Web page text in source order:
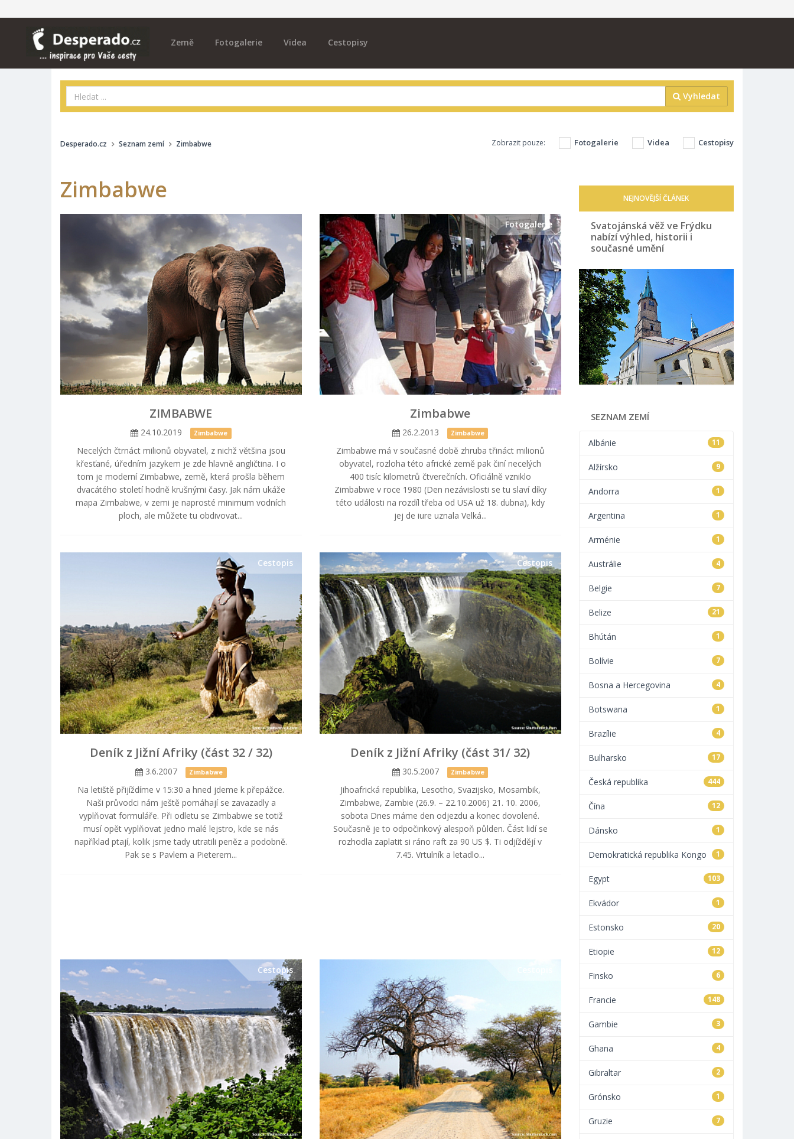
Země Fotogalerie Videa Cestopisy
Vyhledat
Zobrazit pouze: Fotogalerie Videa Cestopisy
Desperado.cz Seznam zemí Zimbabwe
Zimbabwe
ZIMBABWE
24.10.2019 Zimbabwe
Necelých čtrnáct milionů obyvatel, z nichž většina jsou
křesťané, úředním jazykem je zde hlavně angličtina. I o
tom je moderní Zimbabwe, země, která prošla během
dvacátého století hodně krušnými časy. Jak nám ukáže
mapa Zimbabwe, v zemi je naprosté minimum vodních
ploch, ale můžete tu obdivovat...
Fotogalerie
Zimbabwe
26.2.2013 Zimbabwe
Zimbabwe má v současné době zhruba třináct milionů
obyvatel, rozloha této africké země pak činí necelých
400 tisíc kilometrů čtverečních. Oficiálně vzniklo
Zimbabwe v roce 1980 (Den nezávislosti se tu slaví díky
této události na rozdíl třeba od USA už 18. dubna), kdy
jej de iure uznala Velká...
Cestopis
Deník z Jižní Afriky (část 32 / 32)
3.6.2007 Zimbabwe
Na letiště přijíždíme v 15:30 a hned jdeme k přepážce.
Naši průvodci nám ještě pomáhají se zavazadly a
vyplňovat formuláře. Při odletu se Zimbabwe se totiž
musí opět vyplňovat jedno malé lejstro, kde se nás
například ptají, kolik jsme tady utratili peněz a podobně.
Pak se s Pavlem a Pieterem...
Cestopis
Deník z Jižní Afriky (část 31/ 32)
30.5.2007 Zimbabwe
Jihoafrická republika, Lesotho, Svazijsko, Mosambik,
Zimbabwe, Zambie (26.9. – 22.10.2006) 21. 10. 2006,
sobota Dnes máme den odjezdu a konec dovolené.
Současně je to odpočinkový alespoň půlden. Část lidí se
rozhodla zaplatit si ráno raft za 90 US $. Ti odjíždějí v
7.45. Vrtulník a letadlo...
Cestopis
NEJNOVĚJŠÍ ČLÁNEK
Svatojánská věž ve Frýdku
nabízí výhled, historii i
současné umění
SEZNAM ZEMÍ
11
Albánie
9
Alžírsko
1
Andorra
1
Argentina
1
Arménie
4
Austrálie
7
Belgie
21
Belize
1
Bhútán
7
Bolívie
4
Bosna a Hercegovina
1
Botswana
4
Brazílie
17
Bulharsko
444
Česká republika
12
Čína
1
Dánsko
1
Demokratická republika Kongo
103
Egypt
1
Ekvádor
20
Estonsko
12
Etiopie
6
Finsko
148
Francie
3
Gambie
4
Ghana
2
Gibraltar
1
Grónsko
7
Gruzie